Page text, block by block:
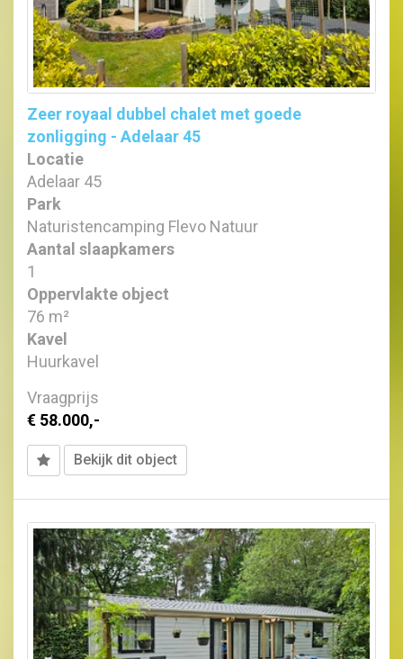
Zeer royaal dubbel chalet met goede
zonligging - Adelaar 45
Locatie
Adelaar 45
Park
Naturistencamping Flevo Natuur
Aantal slaapkamers
1
Oppervlakte object
76 m²
Kavel
Huurkavel
Vraagprijs
€ 58.000,-
Bekijk dit object